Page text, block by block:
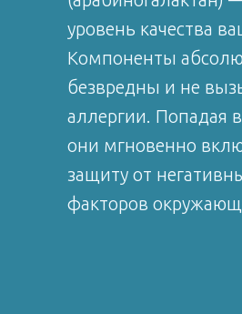
уровень качества
Компоненты
безвредны и не
аллергии. Попадая
они мгновенно
защиту от
факторов